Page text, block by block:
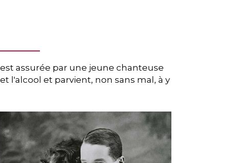
assurée par une jeune chanteuse
l'alcool et parvient, non sans mal, à y